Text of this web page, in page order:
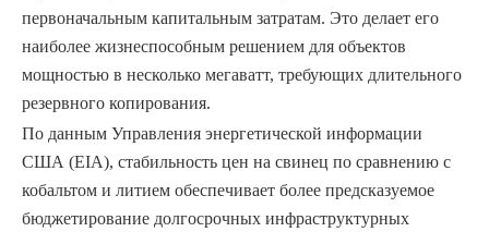
первоначальным капитальным затратам. Это делает его
наиболее жизнеспособным решением для объектов
мощностью в несколько мегаватт, требующих длительного
резервного копирования.
По данным Управления энергетической информации
США (EIA), стабильность цен на свинец по сравнению с
кобальтом и литием обеспечивает более предсказуемое
бюджетирование долгосрочных инфраструктурных